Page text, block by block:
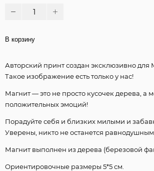
В корзину
Авторский принт создан эксклюзивно для
Такое изображение есть только у нас!
Магнит — это не просто кусочек дерева, а
положительных эмоций!
Порадуйте себя и близких милыми и
Уверены, никто не останется
Магнит выполнен из дерева (березовой
Ориентировочные размеры 5*5 см.